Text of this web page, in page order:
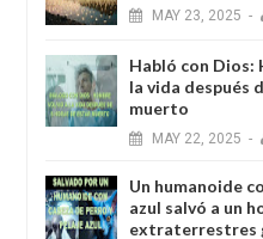
MAY 23, 2025 -
Habló con Dios:
la vida después
muerto
MAY 22, 2025 -
Un humanoide
azul salvó a un
extraterrestres